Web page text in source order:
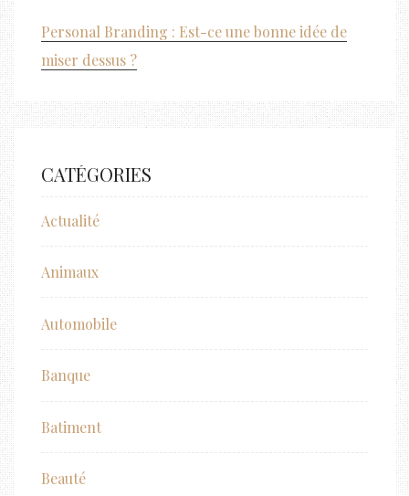
Personal Branding : Est-ce une bonne idée de
miser dessus ?
CATÉGORIES
Actualité
Animaux
Automobile
Banque
Batiment
Beauté